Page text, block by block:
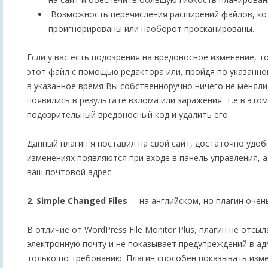
Возможность перечисления расширений файлов,
проигнорированы или наоборот просканированы.
Если у вас есть подозрения на вредоносное изменение,
этот файл с помощью редактора или, пройдя по
в указанное время Вы собственноручно ничего не
появились в результате взлома или заражения. Т.е в
подозрительный вредоносный код и удалить его.
Данный плагин я поставил на свой сайт, достаточно
изменениях появляются при входе в панель управления,
ваш почтовой адрес.
2. Simple Changed Files – на английском, но плагин
В отличие от WordPress File Monitor Plus, плагин не
электронную почту и не показывает предупреждений в
только по требованию. Плагин способен показывать